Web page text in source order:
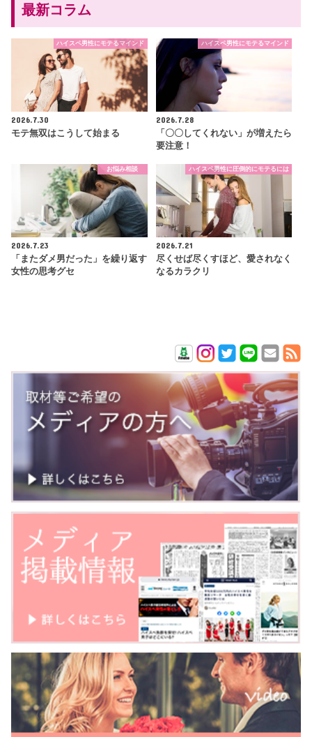
最新コラム
ハイスペ男性にモテるマインド
2026.7.30
モテ無双はこうして始まる
ハイスペ男性にモテるマインド
2026.7.28
「〇〇してくれない」が増えたら
要注意！
お悩み相談
2026.7.23
「またダメ男だった」を繰り返す
女性の思考グセ
ハイスペ男性に圧倒的にモテるには
2026.7.21
尽くせば尽くすほど、愛されなく
なるカラクリ